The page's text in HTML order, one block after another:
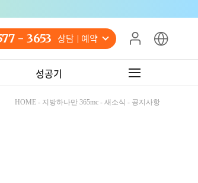
- 3653 상담 예약
성공기
HOME - 지방하나만 365mc - 새소식 - 공지사항